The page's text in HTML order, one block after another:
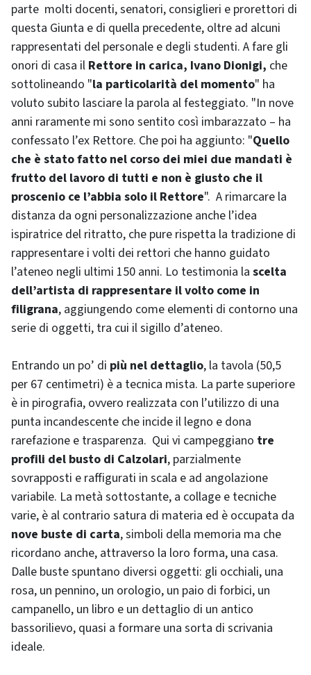
parte molti docenti, senatori, consiglieri e prorettori di
questa Giunta e di quella precedente, oltre ad alcuni
rappresentati del personale e degli studenti. A fare gli
onori di casa il Rettore in carica, Ivano Dionigi, che
sottolineando "la particolarità del momento" ha
voluto subito lasciare la parola al festeggiato. "In nove
anni raramente mi sono sentito così imbarazzato – ha
confessato l’ex Rettore. Che poi ha aggiunto: "Quello
che è stato fatto nel corso dei miei due mandati è
frutto del lavoro di tutti e non è giusto che il
proscenio ce l’abbia solo il Rettore". A rimarcare la
distanza da ogni personalizzazione anche l’idea
ispiratrice del ritratto, che pure rispetta la tradizione di
rappresentare i volti dei rettori che hanno guidato
l’ateneo negli ultimi 150 anni. Lo testimonia la scelta
dell’artista di rappresentare il volto come in
filigrana, aggiungendo come elementi di contorno una
serie di oggetti, tra cui il sigillo d’ateneo.
Entrando un po’ di più nel dettaglio, la tavola (50,5
per 67 centimetri) è a tecnica mista. La parte superiore
è in pirografia, ovvero realizzata con l’utilizzo di una
punta incandescente che incide il legno e dona
rarefazione e trasparenza. Qui vi campeggiano tre
profili del busto di Calzolari, parzialmente
sovrapposti e raffigurati in scala e ad angolazione
variabile. La metà sottostante, a collage e tecniche
varie, è al contrario satura di materia ed è occupata da
nove buste di carta, simboli della memoria ma che
ricordano anche, attraverso la loro forma, una casa.
Dalle buste spuntano diversi oggetti: gli occhiali, una
rosa, un pennino, un orologio, un paio di forbici, un
campanello, un libro e un dettaglio di un antico
bassorilievo, quasi a formare una sorta di scrivania
ideale.